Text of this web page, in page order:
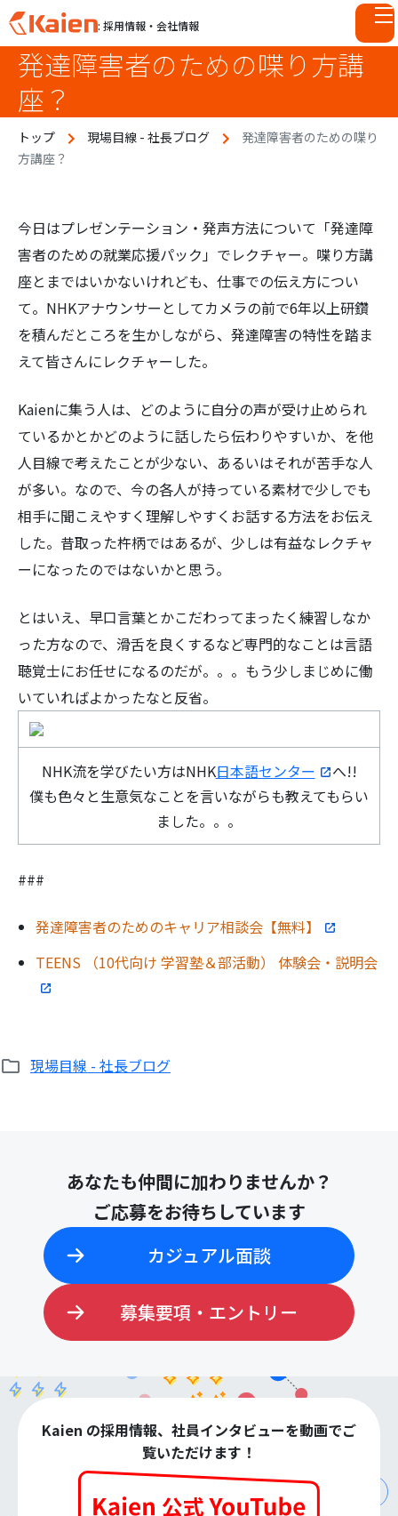
p
: 採用情報・会社情報
発達障害者のための喋り方講
座？
トップ 現場目線 - 社長ブログ
発達障害者のための喋り
方講座？
今日はプレゼンテーション・発声方法について「発達障
害者のための就業応援パック」でレクチャー。喋り方講
座とまではいかないけれども、仕事での伝え方につい
て。NHKアナウンサーとしてカメラの前で6年以上研鑽
を積んだところを生かしながら、発達障害の特性を踏ま
えて皆さんにレクチャーした。
Kaienに集う人は、どのように自分の声が受け止められ
ているかとかどのように話したら伝わりやすいか、を他
人目線で考えたことが少ない、あるいはそれが苦手な人
が多い。なので、今の各人が持っている素材で少しでも
相手に聞こえやすく理解しやすくお話する方法をお伝え
した。昔取った杵柄ではあるが、少しは有益なレクチャ
ーになったのではないかと思う。
とはいえ、早口言葉とかこだわってまったく練習しなか
った方なので、滑舌を良くするなど専門的なことは言語
聴覚士にお任せになるのだが。。。もう少しまじめに働
いていればよかったなと反省。
NHK流を学びたい方はNHK日本語センター
へ!!
僕も色々と生意気なことを言いながらも教えてもらい
ました。。。
###
発達障害者のためのキャリア相談会【無料】
TEENS （10代向け 学習塾＆部活動） 体験会・説明会
現場目線 - 社長ブログ
あなたも仲間に加わりませんか？
ご応募をお待ちしています
カジュアル面談
募集要項・エントリー
Kaien の採用情報、社員インタビューを動画でご
覧いただけます！